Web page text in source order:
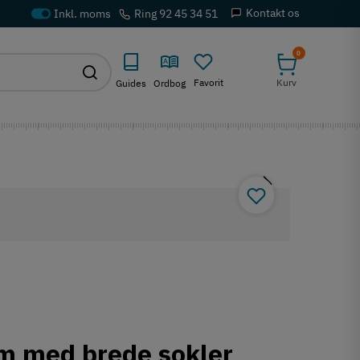
Ring 92 45 34 51 Kontakt os
Guides Ordbog Favorit
0
Kurv